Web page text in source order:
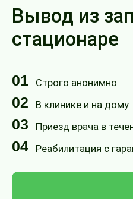
Вывод из
стационаре
01 Строго анонимно
02 В клинике и на дому
03 Приезд врача в
04 Реабилитация с